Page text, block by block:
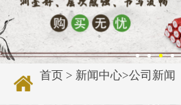
首页 > 新闻中心>公司新闻